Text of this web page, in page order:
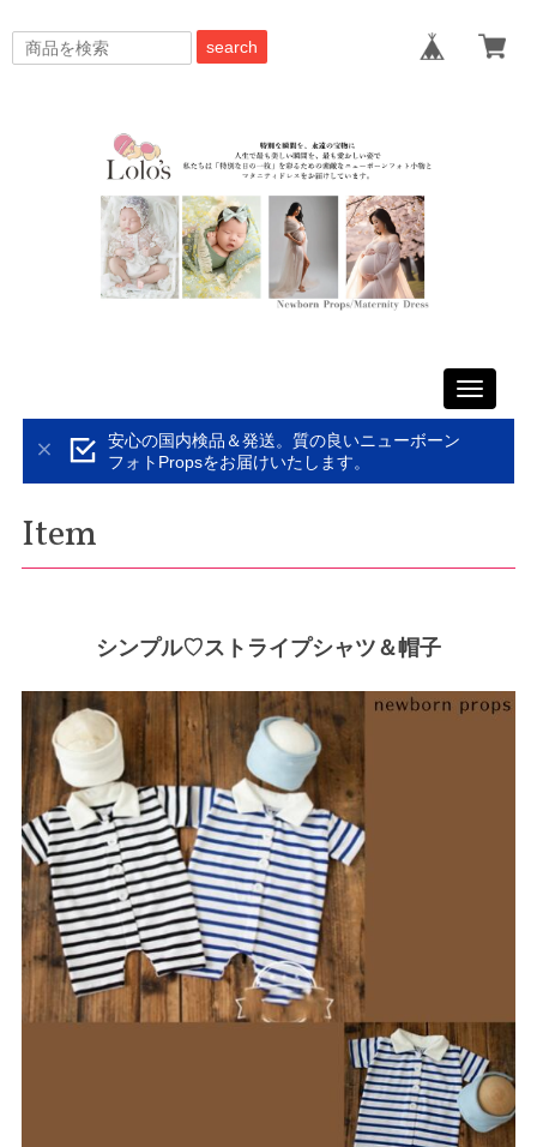
search
Toggle
安心の国内検品＆発送。質の良いニューボーン
フォトPropsをお届けいたします。
Item
シンプル♡ストライプシャツ＆帽子